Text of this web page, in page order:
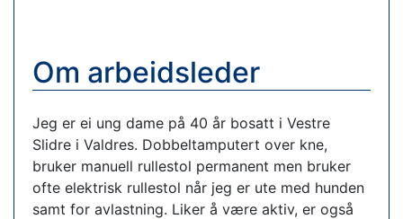
Om arbeidsleder
Jeg er ei ung dame på 40 år bosatt i Vestre
Slidre i Valdres. Dobbeltamputert over kne,
bruker manuell rullestol permanent men bruker
ofte elektrisk rullestol når jeg er ute med hunden
samt for avlastning. Liker å være aktiv, er også